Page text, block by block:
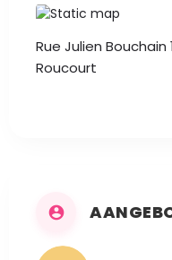
Rue Julien Bouchain
Roucourt